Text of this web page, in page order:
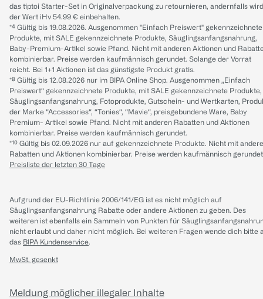
das tiptoi Starter-Set in Originalverpackung zu retournieren, andernfalls wird
der Wert iHv 54.99 € einbehalten.
*⁴ Gültig bis 19.08.2026. Ausgenommen "Einfach Preiswert" gekennzeichnete
Produkte, mit SALE gekennzeichnete Produkte, Säuglingsanfangsnahrung,
Baby-Premium-Artikel sowie Pfand. Nicht mit anderen Aktionen und
kombinierbar. Preise werden kaufmännisch gerundet. Solange der Vorrat
reicht. Bei 1+1 Aktionen ist das günstigste Produkt gratis.
*⁸ Gültig bis 12.08.2026 nur im BIPA Online Shop. Ausgenommen „Einfach
Preiswert“ gekennzeichnete Produkte, mit SALE gekennzeichnete Produkte,
Säuglingsanfangsnahrung, Fotoprodukte, Gutschein- und Wertkarten,
der Marke “Accessories“, “Tonies“, “Mavie“, preisgebundene Ware, Baby
Premium- Artikel sowie Pfand. Nicht mit anderen Rabatten und Aktionen
kombinierbar. Preise werden kaufmännisch gerundet.
*¹⁰ Gültig bis 02.09.2026 nur auf gekennzeichnete Produkte. Nicht mit
Rabatten und Aktionen kombinierbar. Preise werden kaufmännisch
Preisliste der letzten 30 Tage
Aufgrund der EU-Richtlinie 2006/141/EG ist es nicht möglich auf
Säuglingsanfangsnahrung Rabatte oder andere Aktionen zu geben. Des
weiteren ist ebenfalls ein Sammeln von Punkten für
nicht erlaubt und daher nicht möglich. Bei weiteren Fragen wende dich bitte
das BIPA Kundenservice.
MwSt. gesenkt
Meldung möglicher illegaler Inhalte